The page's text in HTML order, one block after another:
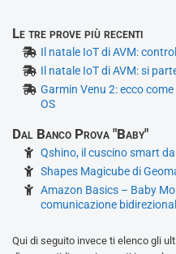
Le tre prove più recenti
Il natale IoT di AVM:
Il natale IoT di AVM: si
Garmin Venu 2: ecco
OS
Dal Banco Prova "Baby"
Qshino, il cuscino smart
Shapes Magicube di
Amazon Basics – Baby
comunicazione
Qui di seguito invece ti elenco gli